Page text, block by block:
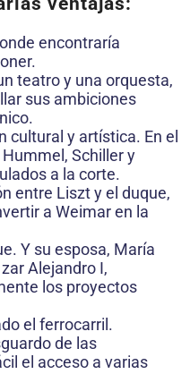
encontraría
teatro y una orquesta,
sus ambiciones
cultural y artística. En el
Schiller y
a la corte.
entre Liszt y el duque,
a Weimar en la
Y su esposa, María
Alejandro I,
los proyectos
el ferrocarril.
de las
el acceso a varias